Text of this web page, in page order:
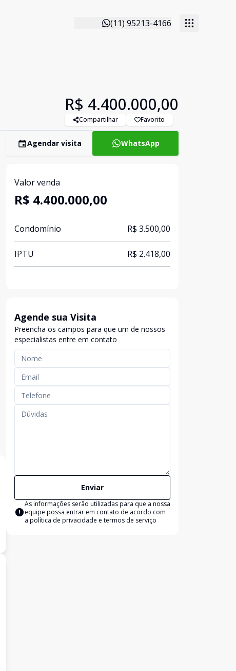
(11) 95213-4166
R$ 4.400.000,00
Compartilhar Favorito
Agendar visita WhatsApp
Valor venda
R$ 4.400.000,00
Condomínio R$ 3.500,00
IPTU R$ 2.418,00
Agende sua Visita
Preencha os campos para que um de nossos
especialistas entre em contato
Enviar
As informações serão utilizadas para que a nossa
equipe possa entrar em contato de acordo com
a política de privacidade e termos de serviço